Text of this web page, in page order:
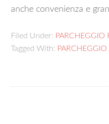
anche convenienza e
Filed Under: PARCHEGGIO
Tagged With: